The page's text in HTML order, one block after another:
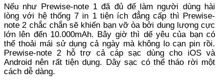
Nếu như Prewise-note 1 đã đủ để làm người dùng hài
lòng với hệ thống 7 in 1 tiện ích đẳng cấp thì Prewise-
note 2 chắc chắn sẽ khiến bạn vỡ òa bởi dung lượng cực
lớn lên đến 10.000mAh. Bây giờ thì dế yêu của bạn có
thể thoải mái sử dụng cả ngày mà không lo cạn pin rồi.
Prewise-note 2 hỗ trợ cả cáp sạc dùng cho iOS và
Android nên rất tiện dụng. Dây sạc có thể tháo rời một
cách dễ dàng.